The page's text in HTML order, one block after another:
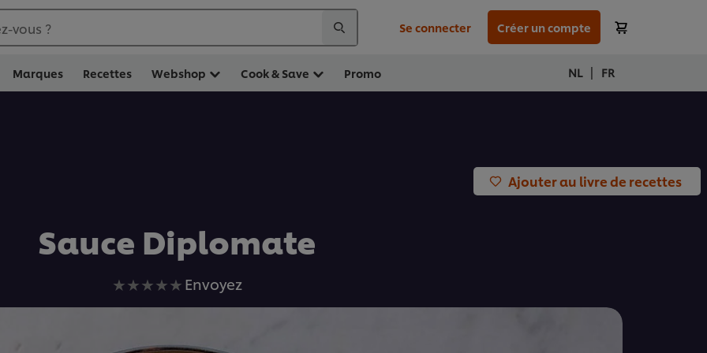
vous ? Se connecter Créer un compte
Marques Recettes Webshop Cook & Save Promo NL | FR
Ajouter au livre de recettes
Sauce Diplomate
Aucune
évaluation
pour
Envoyez